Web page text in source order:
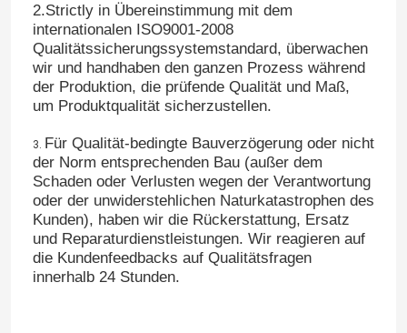
2.Strictly in Übereinstimmung mit dem
internationalen ISO9001-2008
Qualitätssicherungssystemstandard, überwachen
wir und handhaben den ganzen Prozess während
der Produktion, die prüfende Qualität und Maß,
um Produktqualität sicherzustellen.
3. Für Qualität-bedingte Bauverzögerung oder nicht
der Norm entsprechenden Bau (außer dem
Schaden oder Verlusten wegen der Verantwortung
oder der unwiderstehlichen Naturkatastrophen des
Kunden), haben wir die Rückerstattung, Ersatz
und Reparaturdienstleistungen. Wir reagieren auf
die Kundenfeedbacks auf Qualitätsfragen
innerhalb 24 Stunden.